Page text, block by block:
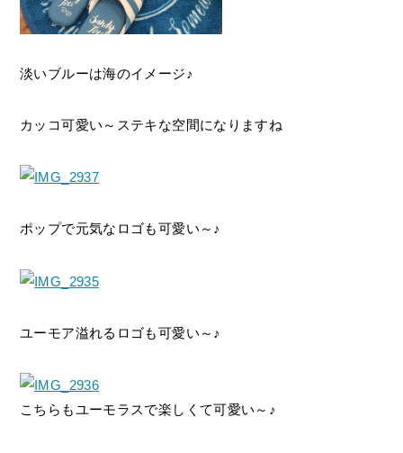
淡いブルーは海のイメージ♪
カッコ可愛い～ステキな空間になりますね
ポップで元気なロゴも可愛い～♪
ユーモア溢れるロゴも可愛い～♪
こちらもユーモラスで楽しくて可愛い～♪